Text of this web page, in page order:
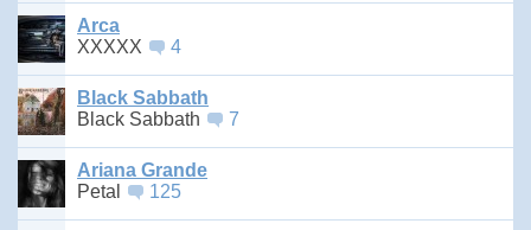
Arca
XXXXX
4
Black Sabbath
Black Sabbath
7
Ariana Grande
Petal
125